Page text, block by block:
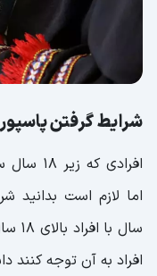
شرایط گرفتن پاسپورت
افرادی
افراد به آن توجه کنند